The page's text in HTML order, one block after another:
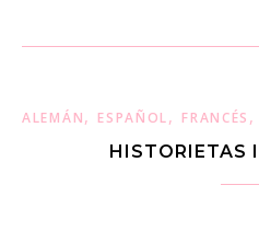
ALEMÁN, ESPAÑOL, FRANCÉS ,
HISTORIETAS